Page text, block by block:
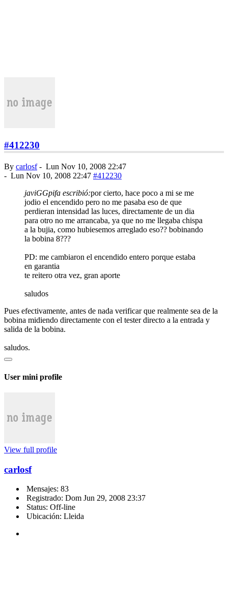
#412230
By carlosf- Lun Nov 10, 2008 22:47
- Lun Nov 10, 2008 22:47 #412230
javiGGpifa escribió:por cierto, hace poco a mi se me
jodio el encendido pero no me pasaba eso de que
perdieran intensidad las luces, directamente de un dia
para otro no me arrancaba, ya que no me llegaba chispa
a la bujia, como hubiesemos arreglado eso?? bobinando
la bobina 8???
PD: me cambiaron el encendido entero porque estaba
en garantia
te reitero otra vez, gran aporte
saludos
Pues efectivamente, antes de nada verificar que realmente sea de la
bobina midiendo directamente con el tester directo a la entrada y
salida de la bobina.
saludos.
User mini profile
View full profile
carlosf
Mensajes: 83
Registrado: Dom Jun 29, 2008 23:37
Status: Off-line
Ubicación: Lleida